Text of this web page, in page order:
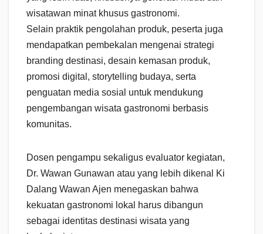
wisatawan minat khusus gastronomi.
Selain praktik pengolahan produk, peserta juga
mendapatkan pembekalan mengenai strategi
branding destinasi, desain kemasan produk,
promosi digital, storytelling budaya, serta
penguatan media sosial untuk mendukung
pengembangan wisata gastronomi berbasis
komunitas.
Dosen pengampu sekaligus evaluator kegiatan,
Dr. Wawan Gunawan atau yang lebih dikenal Ki
Dalang Wawan Ajen menegaskan bahwa
kekuatan gastronomi lokal harus dibangun
sebagai identitas destinasi wisata yang